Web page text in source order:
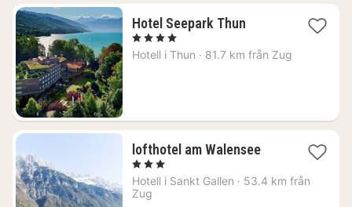
Hotel Seepark Thun1
från
, 4 Stjärnor
Hotell i Thun · 81.7 km från Zug
lofthotel am Walensee1
från
, 3 Stjärnor
Hotell i Sankt Gallen · 53.4 km från
Zug